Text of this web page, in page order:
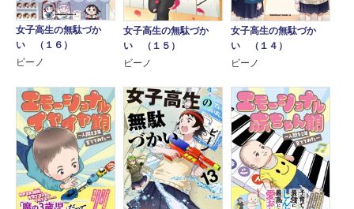
女子高生の無駄づか
い （１６）
ビーノ
女子高生の無駄づか
い （１５）
ビーノ
女子高生の無駄づか
い （１４）
ビーノ